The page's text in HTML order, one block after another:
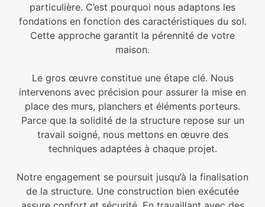
particulière. C’est pourquoi nous adaptons les
fondations en fonction des caractéristiques du sol.
Cette approche garantit la pérennité de votre
maison.
Le gros œuvre constitue une étape clé. Nous
intervenons avec précision pour assurer la mise en
place des murs, planchers et éléments porteurs.
Parce que la solidité de la structure repose sur un
travail soigné, nous mettons en œuvre des
techniques adaptées à chaque projet.
Notre engagement se poursuit jusqu’à la finalisation
de la structure. Une construction bien exécutée